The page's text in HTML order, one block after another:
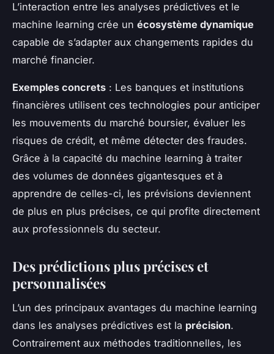
L’interaction entre les analyses prédictives et le
machine learning crée un écosystème dynamique
capable de s’adapter aux changements rapides du
marché financier.
Exemples concrets : Les banques et institutions
financières utilisent ces technologies pour anticiper
les mouvements du marché boursier, évaluer les
risques de crédit, et même détecter des fraudes.
Grâce à la capacité du machine learning à traiter
des volumes de données gigantesques et à
apprendre de celles-ci, les prévisions deviennent
de plus en plus précises, ce qui profite directement
aux professionnels du secteur.
Des prédictions plus précises et
personnalisées
L’un des principaux avantages du machine learning
dans les analyses prédictives est la précision.
Contrairement aux méthodes traditionnelles, les